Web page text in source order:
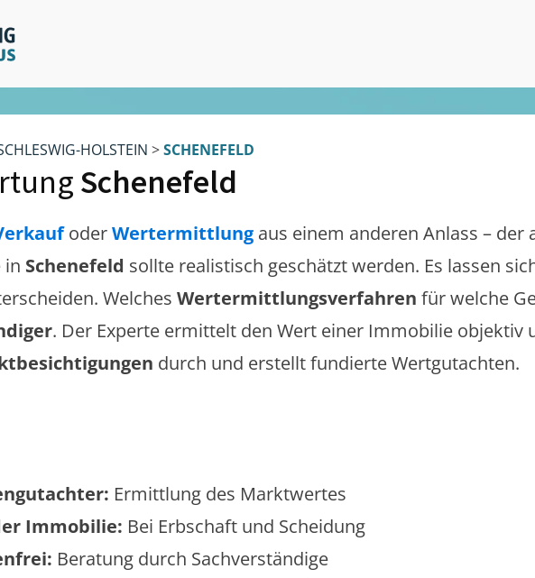
HOLSTEIN >SCHENEFELD
Schenefeld
oderWertermittlung aus einem anderen Anlass – der
in Schenefeld sollte realistisch geschätzt werden. Es lassen
Welches Wertermittlungsverfahren für welche
. Der Experte ermittelt den Wert einer Immobilie objektiv
durch und erstellt fundierte Wertgutachten.
Ermittlung des Marktwertes
Immobilie: Bei Erbschaft und Scheidung
Beratung durch Sachverständige